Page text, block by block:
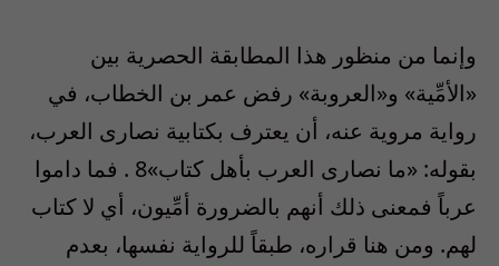
وإنما من منظور هذا المطابقة الحصرية بين
«الأمِّية» و«العروبة» رفض عمر بن الخطاب، في
رواية مروية عنه، أن يعترف بكتابية نصارى العرب،
بقوله: «ما نصارى العرب بأهل كتاب»8 . فما داموا
عرباً فمعنى ذلك أنهم بالضرورة أمِّيون، أي لا كتاب
لهم. ومن هنا قراره، طبقاً للرواية نفسها، بعدم